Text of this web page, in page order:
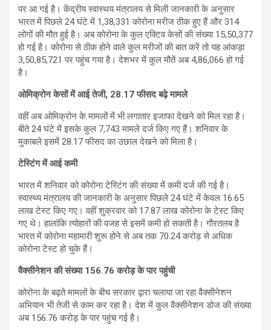
पर आ गई है। केंद्रीय स्वास्थय मंत्रालय से मिली जानकारी के अनुसार
भारत में पिछले 24 घंटे में 1,38,331 कोरोना मरीज ठीक हुए हैं और 314
लोगों की मौत हुई है। अब कोरोना के कुल एक्टिव केसों की संख्या 15,50,377
हो गई है। कोरोना से ठीक होने वाले कुल मरीजों की बात करें तो यह आंकड़ा
3,50,85,721 पर पहुंच गया है। देशभर में कुल मौतें अब 4,86,066 हो गई
है।
ओमिक्रोन केसों में आई तेजी, 28.17 फीसद बढ़े मामले
वहीं अब ओमिक्रोन के मामलों में भी लगातार इजाफा देखने को मिल रहा है।
बीते 24 घंटे में इसके कुल 7,743 मामले दर्ज किए गए हैं। शनिवार के
मुकाबले इसमें 28.17 फीसद का उछाल देखने को मिला है।
टेस्टिंग में आई कमी
भारत में शनिवार को कोरोना टेस्टिंग की संख्या में कमी दर्ज की गई है।
स्वास्थ्य मंत्रालय की जानकारी के अनुसार पिछले 24 घंटे में केवल 16.65
लाख टेस्ट किए गए। वहीं शुक्रवार को 17.87 लाख कोरोना के टेस्ट किए
गए थे। हालांकि त्योहारों की वजह से इसमें कमी हो सकती है। गौरतलब है
भारत में कोरोना महामारी शुरू होने से अब तक 70.24 करोड़ से अधिक
कोरोना टेस्ट हो चुके हैं।
वैक्सीनेशन की संख्या 156.76 करोड़ के पार पहुंची
कोरोना के बढ़ते मामलों के बीच सरकार द्वारा चलाया जा रहा वैक्सीनेशन
अभियान भी तेजी से काम कर रहा है। देश में कुल वैक्सीनेशन डोज की संख्या
अब 156.76 करोड़ के पार पहुंच गई है।